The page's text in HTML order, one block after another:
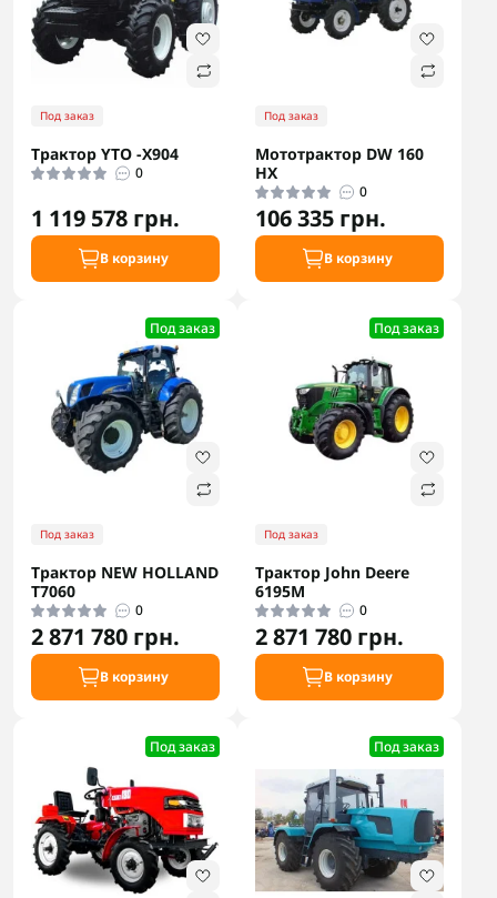
Под заказ
Трактор YTO −X904
0
1 119 578 грн.
В корзину
Под заказ
Мототрактор DW 160
HX
0
106 335 грн.
В корзину
Под заказ
Под заказ
Трактор NEW HOLLAND
T7060
0
2 871 780 грн.
В корзину
Под заказ
Под заказ
Трактор John Deere
6195M
0
2 871 780 грн.
В корзину
Под заказ Под заказ